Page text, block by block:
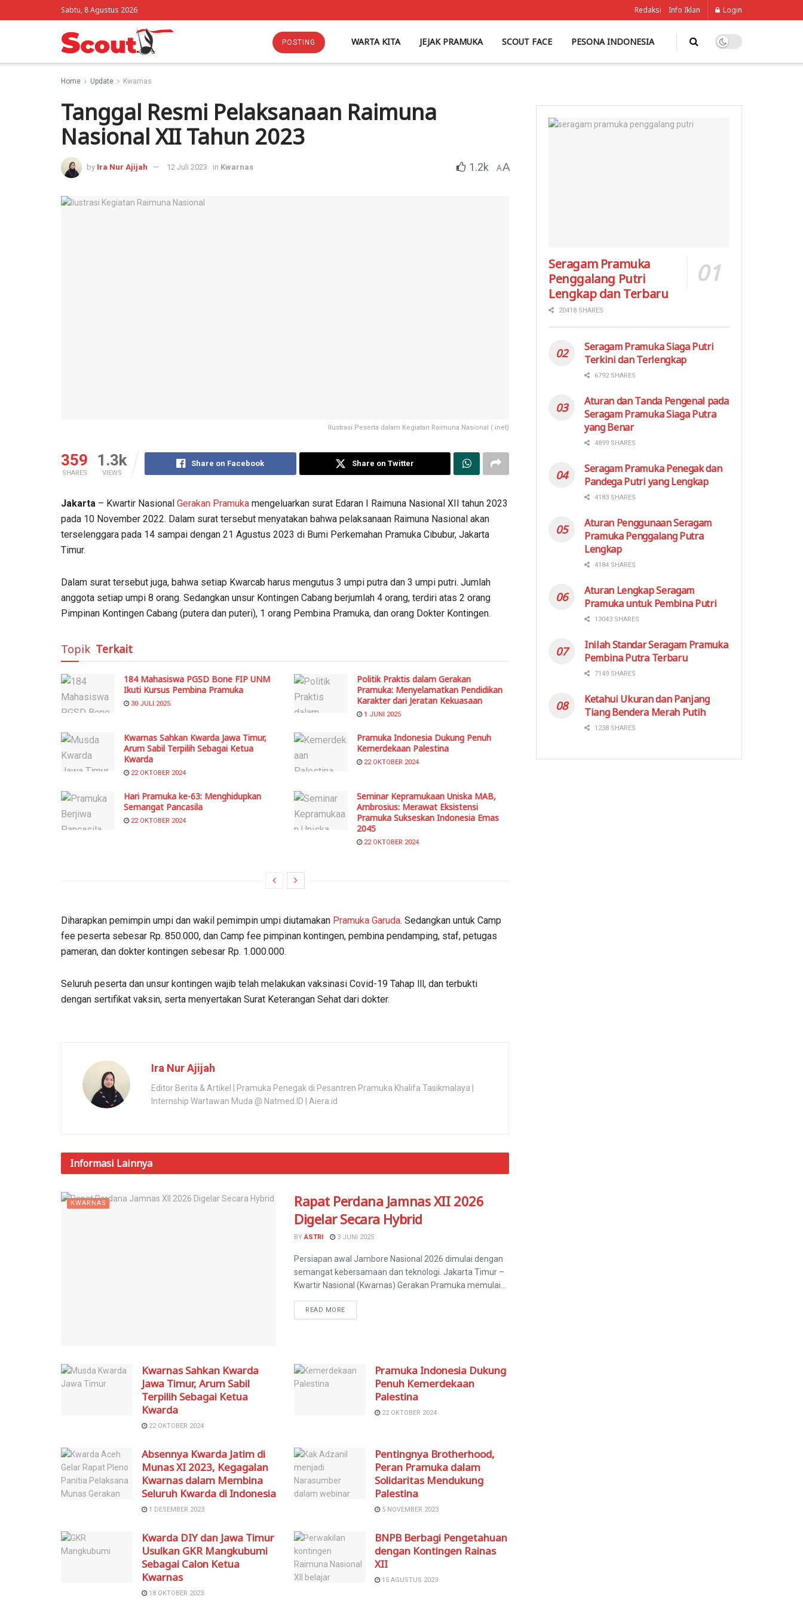
Sabtu, 8 Agustus 2026 Redaksi Info Iklan Login
POSTING WARTA KITA JEJAK PRAMUKA SCOUT FACE PESONA INDONESIA
Home Update Kwarnas
Tanggal Resmi Pelaksanaan Raimuna
Nasional XII Tahun 2023
by Ira Nur Ajijah 12 Juli 2023 in Kwarnas 1.2k AA
Ilustrasi Peserta dalam Kegiatan Raimuna Nasional (.inet)
359
SHARES
1.3k
VIEWS
Share on Facebook Share on Twitter
Jakarta – Kwartir Nasional Gerakan Pramuka mengeluarkan surat Edaran I Raimuna Nasional XII tahun 2023
pada 10 November 2022. Dalam surat tersebut menyatakan bahwa pelaksanaan Raimuna Nasional akan
terselenggara pada 14 sampai dengan 21 Agustus 2023 di Bumi Perkemahan Pramuka Cibubur, Jakarta
Timur.
Dalam surat tersebut juga, bahwa setiap Kwarcab harus mengutus 3 umpi putra dan 3 umpi putri. Jumlah
anggota setiap umpi 8 orang. Sedangkan unsur Kontingen Cabang berjumlah 4 orang, terdiri atas 2 orang
Pimpinan Kontingen Cabang (putera dan puteri), 1 orang Pembina Pramuka, dan orang Dokter Kontingen.
Topik Terkait
184 Mahasiswa PGSD Bone FIP UNM
Ikuti Kursus Pembina Pramuka
30 JULI 2025
Politik Praktis dalam Gerakan
Pramuka: Menyelamatkan Pendidikan
Karakter dari Jeratan Kekuasaan
1 JUNI 2025
Kwarnas Sahkan Kwarda Jawa Timur,
Arum Sabil Terpilih Sebagai Ketua
Kwarda
22 OKTOBER 2024
Pramuka Indonesia Dukung Penuh
Kemerdekaan Palestina
22 OKTOBER 2024
Hari Pramuka ke-63: Menghidupkan
Semangat Pancasila
22 OKTOBER 2024
Seminar Kepramukaan Uniska MAB,
Ambrosius: Merawat Eksistensi
Pramuka Sukseskan Indonesia Emas
2045
22 OKTOBER 2024
Diharapkan pemimpin umpi dan wakil pemimpin umpi diutamakan Pramuka Garuda. Sedangkan untuk Camp
fee peserta sebesar Rp. 850.000, dan Camp fee pimpinan kontingen, pembina pendamping, staf, petugas
pameran, dan dokter kontingen sebesar Rp. 1.000.000.
Seluruh peserta dan unsur kontingen wajib telah melakukan vaksinasi Covid-19 Tahap lll, dan terbukti
dengan sertifikat vaksin, serta menyertakan Surat Keterangan Sehat dari dokter.
Ira Nur Ajijah
Editor Berita & Artikel | Pramuka Penegak di Pesantren Pramuka Khalifa Tasikmalaya |
Internship Wartawan Muda @ Natmed.ID | Aiera.id
Informasi Lainnya
KWARNAS
Rapat Perdana Jamnas XII 2026
Digelar Secara Hybrid
BY ASTRI 3 JUNI 2025
Persiapan awal Jambore Nasional 2026 dimulai dengan
semangat kebersamaan dan teknologi. Jakarta Timur –
Kwartir Nasional (Kwarnas) Gerakan Pramuka memulai...
READ MORE
Kwarnas Sahkan Kwarda
Jawa Timur, Arum Sabil
Terpilih Sebagai Ketua
Kwarda
22 OKTOBER 2024
Pramuka Indonesia Dukung
Penuh Kemerdekaan
Palestina
22 OKTOBER 2024
Absennya Kwarda Jatim di
Munas XI 2023, Kegagalan
Kwarnas dalam Membina
Seluruh Kwarda di Indonesia
1 DESEMBER 2023
Pentingnya Brotherhood,
Peran Pramuka dalam
Solidaritas Mendukung
Palestina
5 NOVEMBER 2023
Kwarda DIY dan Jawa Timur
Usulkan GKR Mangkubumi
Sebagai Calon Ketua
Kwarnas
18 OKTOBER 2023
BNPB Berbagi Pengetahuan
dengan Kontingen Rainas
XII
15 AGUSTUS 2023
Seragam Pramuka
Penggalang Putri
Lengkap dan Terbaru
20418 SHARES
Seragam Pramuka Siaga Putri
Terkini dan Terlengkap
6792 SHARES
Aturan dan Tanda Pengenal pada
Seragam Pramuka Siaga Putra
yang Benar
4899 SHARES
Seragam Pramuka Penegak dan
Pandega Putri yang Lengkap
4183 SHARES
Aturan Penggunaan Seragam
Pramuka Penggalang Putra
Lengkap
4184 SHARES
Aturan Lengkap Seragam
Pramuka untuk Pembina Putri
13043 SHARES
Inilah Standar Seragam Pramuka
Pembina Putra Terbaru
7149 SHARES
Ketahui Ukuran dan Panjang
Tiang Bendera Merah Putih
1238 SHARES